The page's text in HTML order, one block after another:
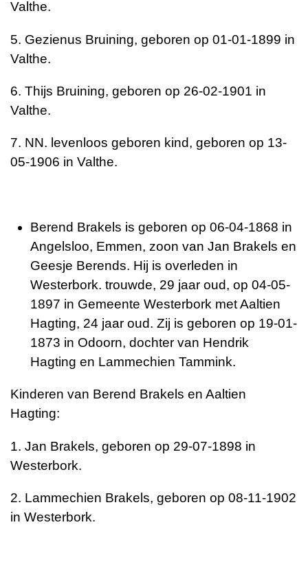
Valthe.
5. Gezienus Bruining, geboren op 01-01-1899 in
Valthe.
6. Thijs Bruining, geboren op 26-02-1901 in
Valthe.
7. NN. levenloos geboren kind, geboren op 13-
05-1906 in Valthe.
Berend Brakels is geboren op 06-04-1868 in
Angelsloo, Emmen, zoon van Jan Brakels en
Geesje Berends. Hij is overleden in
Westerbork. trouwde, 29 jaar oud, op 04-05-
1897 in Gemeente Westerbork met Aaltien
Hagting, 24 jaar oud. Zij is geboren op 19-01-
1873 in Odoorn, dochter van Hendrik
Hagting en Lammechien Tammink.
Kinderen van Berend Brakels en Aaltien
Hagting:
1. Jan Brakels, geboren op 29-07-1898 in
Westerbork.
2. Lammechien Brakels, geboren op 08-11-1902
in Westerbork.